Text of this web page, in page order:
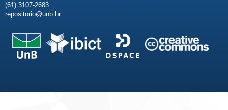
(61) 3107-2683
repositorio@unb.br